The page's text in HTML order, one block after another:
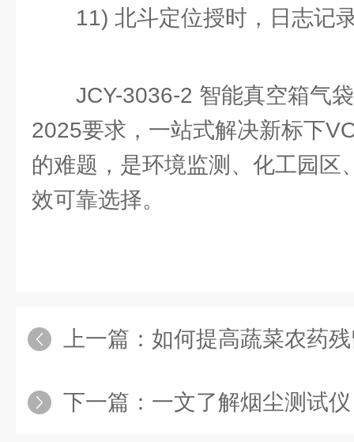
11) 北斗定位授时，日志记
JCY-3036-2 智能真空箱气
2025要求，一站式解决新标下
的难题，是环境监测、化工园区
效可靠选择。
上一篇： 如何提高蔬菜农药
下一篇： 一文了解烟尘测试仪：原